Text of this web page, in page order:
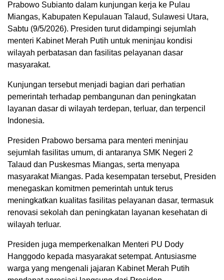
Prabowo Subianto dalam kunjungan kerja ke Pulau
Miangas, Kabupaten Kepulauan Talaud, Sulawesi Utara,
Sabtu (9/5/2026). Presiden turut didampingi sejumlah
menteri Kabinet Merah Putih untuk meninjau kondisi
wilayah perbatasan dan fasilitas pelayanan dasar
masyarakat.
Kunjungan tersebut menjadi bagian dari perhatian
pemerintah terhadap pembangunan dan peningkatan
layanan dasar di wilayah terdepan, terluar, dan terpencil
Indonesia.
Presiden Prabowo bersama para menteri meninjau
sejumlah fasilitas umum, di antaranya SMK Negeri 2
Talaud dan Puskesmas Miangas, serta menyapa
masyarakat Miangas. Pada kesempatan tersebut, Presiden
menegaskan komitmen pemerintah untuk terus
meningkatkan kualitas fasilitas pelayanan dasar, termasuk
renovasi sekolah dan peningkatan layanan kesehatan di
wilayah terluar.
Presiden juga memperkenalkan Menteri PU Dody
Hanggodo kepada masyarakat setempat. Antusiasme
warga yang mengenali jajaran Kabinet Merah Putih